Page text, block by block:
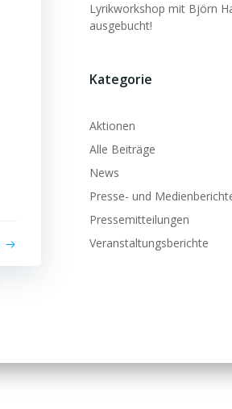
Lyrikworkshop mit Björn
ausgebucht!
Kategorie
Aktionen
Alle Beiträge
News
Presse- und
Pressemitteilungen
Veranstaltungsberichte